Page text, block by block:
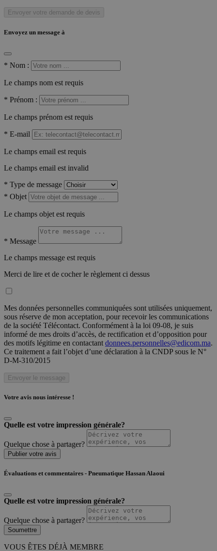
Envoyer votre demande de devis
Envoyez un message à
* Nom :
Le champs nom est requis
* Prénom :
Le champs prénom est requis
* E-mail
Le champs email est requis
Le champs email est invalid
* Type de message
* Objet
Le champs objet est requis
* Message
Le champs message est requis
Merci de lire et de cocher le règlement ci dessus
Mes données personnelles communiquées sont utilisées uniquement,
sous réserve de mon acceptation, pour recevoir les communications
de la société Télécontact. Conformément à la loi 09-08, je suis
informé de mes droits d’accès, de rectification et d’opposition pour
des motifs légitime en contactant donnees.personnelles@edicom.ma.
Ce traitement a fait l’objet d’une déclaration à la CNDP sous le N°
D-M-310/2015
Envoyer le message
Votre avis nous intéresse !
Quelle est votre impression générale?
Quelque chose à partager?
Publier votre avis
Évaluations et commentaires - Pneumatique Hassan Alaoui
Quelle est votre impression générale?
Quelque chose à partager?
Soumettre
VOUS ÊTES DÉJÀ MEMBRE